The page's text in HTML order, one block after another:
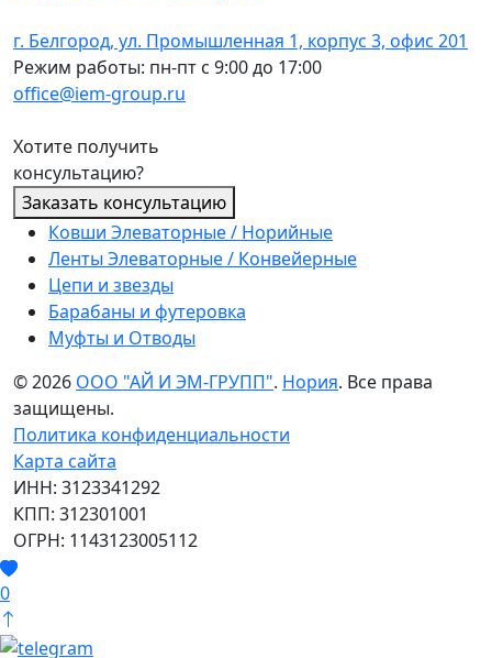
г. Белгород, ул. Промышленная 1, корпус 3, офис 201
Режим работы: пн-пт с 9:00 до 17:00
office@iem-group.ru
Хотите получить
консультацию?
Заказать консультацию
Ковши Элеваторные / Норийные
Ленты Элеваторные / Конвейерные
Цепи и звезды
Барабаны и футеровка
Муфты и Отводы
© 2026 ООО "АЙ И ЭМ-ГРУПП". Нория. Все права
защищены.
Политика конфиденциальности
Карта сайта
ИНН: 3123341292
КПП: 312301001
ОГРН: 1143123005112
0